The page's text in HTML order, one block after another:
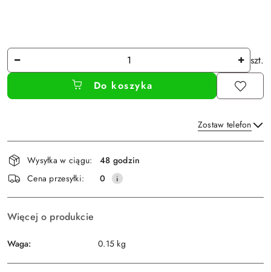
Ilość
szt.
Do koszyka
Zostaw telefon
Wyślij
Dostępność
i
dostawa
Wysyłka w ciągu:
48 godzin
Cena przesyłki:
0
Więcej o produkcie
Waga: 0.15 kg